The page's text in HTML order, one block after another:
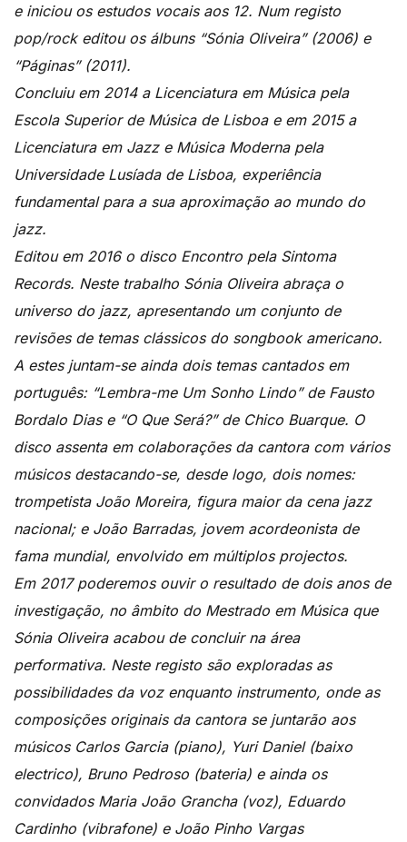
e iniciou os estudos vocais aos 12. Num registo
pop/rock editou os álbuns “Sónia Oliveira” (2006) e
“Páginas” (2011).
Concluiu em 2014 a Licenciatura em Música pela
Escola Superior de Música de Lisboa e em 2015 a
Licenciatura em Jazz e Música Moderna pela
Universidade Lusíada de Lisboa, experiência
fundamental para a sua aproximação ao mundo do
jazz.
Editou em 2016 o disco Encontro pela Sintoma
Records. Neste trabalho Sónia Oliveira abraça o
universo do jazz, apresentando um conjunto de
revisões de temas clássicos do songbook americano.
A estes juntam-se ainda dois temas cantados em
português: “Lembra-me Um Sonho Lindo” de Fausto
Bordalo Dias e “O Que Será?” de Chico Buarque. O
disco assenta em colaborações da cantora com vários
músicos destacando-se, desde logo, dois nomes:
trompetista João Moreira, figura maior da cena jazz
nacional; e João Barradas, jovem acordeonista de
fama mundial, envolvido em múltiplos projectos.
Em 2017 poderemos ouvir o resultado de dois anos de
investigação, no âmbito do Mestrado em Música que
Sónia Oliveira acabou de concluir na área
performativa. Neste registo são exploradas as
possibilidades da voz enquanto instrumento, onde as
composições originais da cantora se juntarão aos
músicos Carlos Garcia (piano), Yuri Daniel (baixo
electrico), Bruno Pedroso (bateria) e ainda os
convidados Maria João Grancha (voz), Eduardo
Cardinho (vibrafone) e João Pinho Vargas